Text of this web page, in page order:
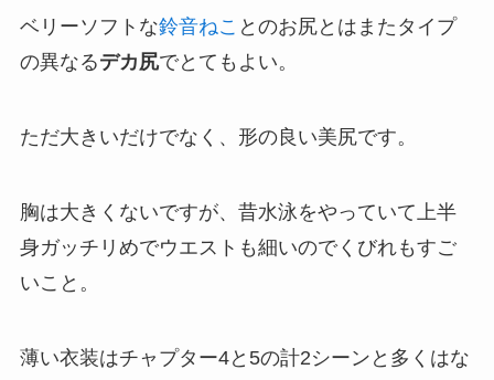
ベリーソフトな鈴音ねこ とのお尻とはまたタイプ
の異なるデカ尻でとてもよい。
ただ大きいだけでなく、形の良い美尻です。
胸は大きくないですが、昔水泳をやっていて上半
身ガッチリめでウエストも細いのでくびれもすご
いこと。
薄い衣装はチャプター4と5の計2シーンと多くはな